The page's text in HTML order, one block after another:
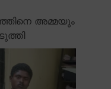
അമ്മയും